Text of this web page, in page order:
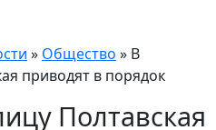
» Общество » В
приводят в порядок
Полтавская